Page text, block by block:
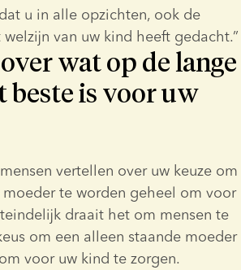
u in alle opzichten, ook de
van uw kind heeft gedacht.”
wat op de lange
is voor uw
vertellen over uw keuze om
te worden geheel om voor
draait het om mensen te
om een alleen staande moeder
voor uw kind te zorgen.